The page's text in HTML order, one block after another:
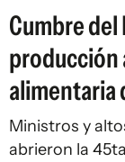
Cumbre del
producción
alimentaria
Ministros y
abrieron la